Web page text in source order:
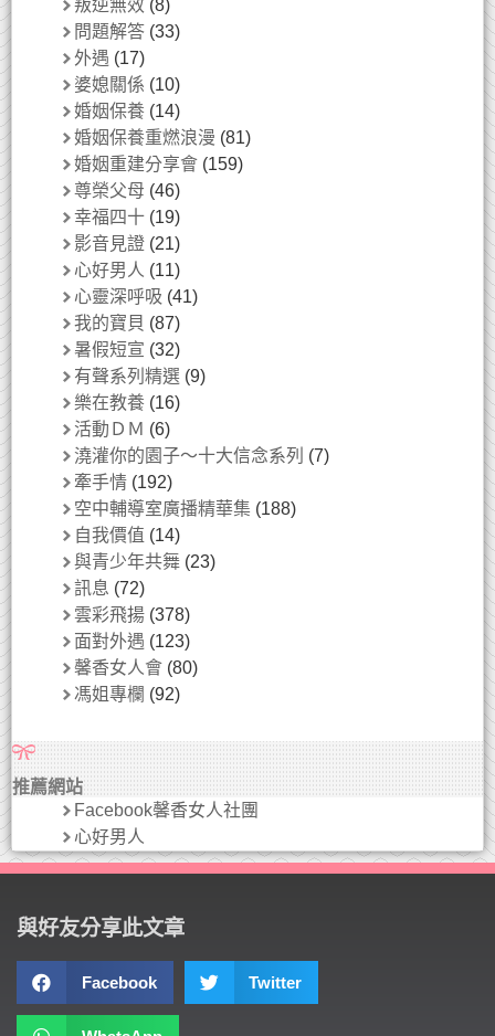
叛逆無效 (8)
問題解答 (33)
外遇 (17)
婆媳關係 (10)
婚姻保養 (14)
婚姻保養重燃浪漫 (81)
婚姻重建分享會 (159)
尊榮父母 (46)
幸福四十 (19)
影音見證 (21)
心好男人 (11)
心靈深呼吸 (41)
我的寶貝 (87)
暑假短宣 (32)
有聲系列精選 (9)
樂在教養 (16)
活動ＤＭ (6)
澆灌你的園子～十大信念系列 (7)
牽手情 (192)
空中輔導室廣播精華集 (188)
自我價值 (14)
與青少年共舞 (23)
訊息 (72)
雲彩飛揚 (378)
面對外遇 (123)
馨香女人會 (80)
馮姐專欄 (92)
推薦網站
Facebook馨香女人社團
心好男人
與好友分享此文章
Facebook Twitter